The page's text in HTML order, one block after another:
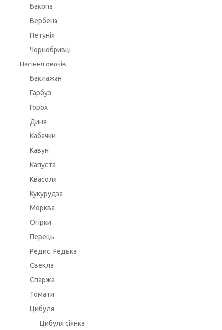
Бакопа
Вербена
Петунія
Чорнобривці
Насіння овочів
Баклажан
Гарбуз
Горох
Диня
Кабачки
Кавун
Капуста
Квасоля
Кукурудза
Морква
Огірки
Перець
Редис. Редька
Свекла
Спаржа
Томати
Цибуля
Цибуля сіянка